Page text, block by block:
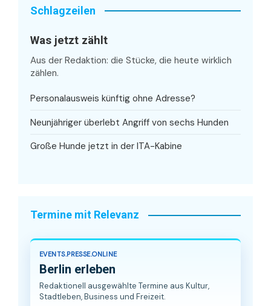
Schlagzeilen
Was jetzt zählt
Aus der Redaktion: die Stücke, die heute wirklich
zählen.
Personalausweis künftig ohne Adresse?
Neunjähriger überlebt Angriff von sechs Hunden
Große Hunde jetzt in der ITA-Kabine
Termine mit Relevanz
EVENTS.PRESSE.ONLINE
Berlin erleben
Redaktionell ausgewählte Termine aus Kultur,
Stadtleben, Business und Freizeit.